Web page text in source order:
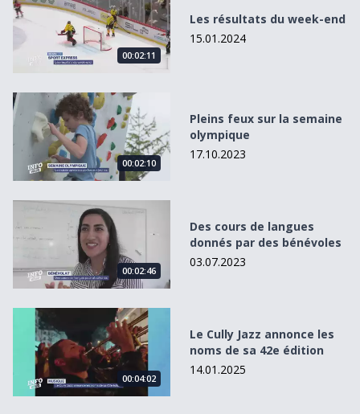
00:02:11
Les résultats du week-end
15.01.2024
Pleins feux sur la semaine olympique
00:02:10
Pleins feux sur la semaine
olympique
17.10.2023
Des cours de langues donnés par des bénévoles
00:02:46
Des cours de langues
donnés par des bénévoles
03.07.2023
Le Cully Jazz annonce les noms de sa 42e édition
00:04:02
Le Cully Jazz annonce les
noms de sa 42e édition
14.01.2025